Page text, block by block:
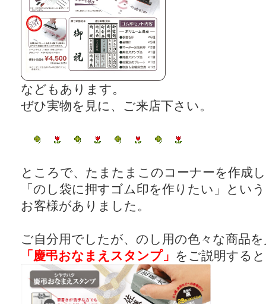
などもあります。
ぜひ実物を見に、ご来店下さい。
ところで、たまたまこのコーナーを作成
「のし袋に押すゴム印を作りたい」という
お客様がありました。
ご自分用でしたが、のし用の色々な商品
「慶弔おなまえスタンプ」 をご説明すると